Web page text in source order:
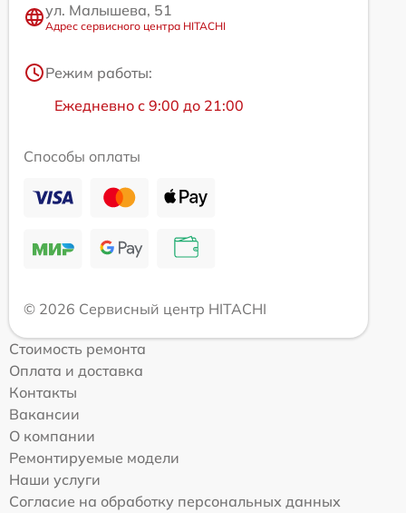
ул. Малышева, 51
Адрес сервисного центра HITACHI
Режим работы:
Ежедневно с 9:00 до 21:00
Способы оплаты
© 2026 Сервисный центр HITACHI
Стоимость ремонта
Оплата и доставка
Контакты
Вакансии
О компании
Ремонтируемые модели
Наши услуги
Согласие на обработку персональных данных